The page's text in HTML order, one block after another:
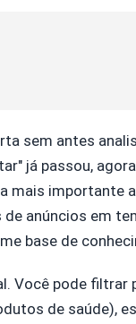
sem antes
já passou,
mais importante
anúncios em
base de
Você pode filtrar
de saúde),